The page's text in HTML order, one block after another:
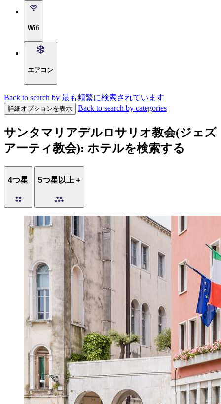
Wifi
エアコン
Back to search by 最も頻繁に検索されています
詳細オプションを表示 Back to search by categories
サンタマリアデルロサリオ教会(ジェズ
アーティ教会): ホテルを検索する
4つ星 5つ星以上 +